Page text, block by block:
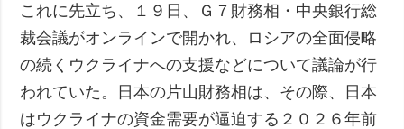
これに先立ち、１９日、Ｇ７財務相・中央銀行総
裁会議がオンラインで開かれ、ロシアの全面侵略
の続くウクライナへの支援などについて議論が行
われていた。日本の片山財務相は、その際、日本
はウクライナの資金需要が逼迫する２０２６年前